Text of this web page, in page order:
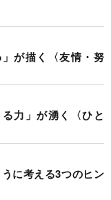
が描く〈友情・努
力」が湧く〈ひと
に考える3つのヒン